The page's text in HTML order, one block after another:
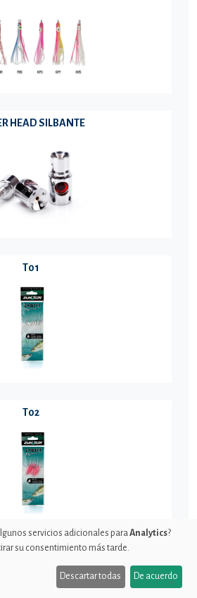
HEAD SILBANTE
T01
T02
servicios adicionales paraAnalytics?
su consentimiento más tarde.
Descartar todas De acuerdo